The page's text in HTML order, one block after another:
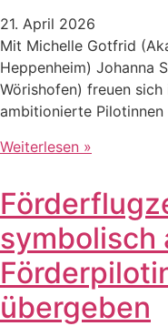
21. April 2026
Mit Michelle Gotfrid
Heppenheim) Johanna
Wörishofen) freuen
ambitionierte Pilotinnen
Weiterlesen »
symbolisch
übergeben